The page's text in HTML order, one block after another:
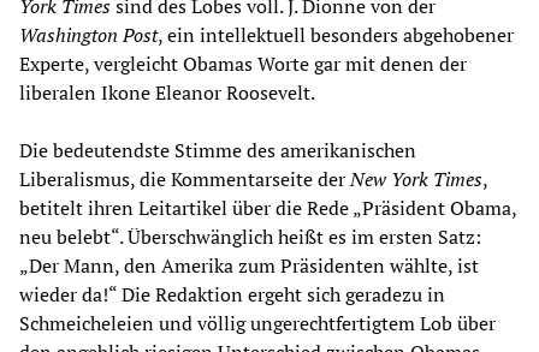
York Timessind des Lobes voll. J. Dionne von der
Washington Post, ein intellektuell besonders abgehobener
Experte, vergleicht Obamas Worte gar mit denen der
liberalen Ikone Eleanor Roosevelt.
Die bedeutendste Stimme des amerikanischen
Liberalismus, die Kommentarseite derNew York Times,
betitelt ihren Leitartikel über die Rede „Präsident Obama,
neu belebt“. Überschwänglich heißt es im ersten Satz:
„Der Mann, den Amerika zum Präsidenten wählte, ist
wieder da!“ Die Redaktion ergeht sich geradezu in
Schmeicheleien und völlig ungerechtfertigtem Lob über